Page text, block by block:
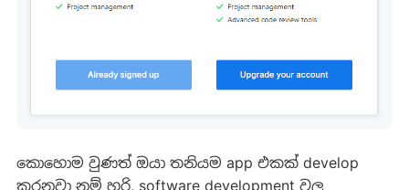
කොහොම වුණත් ඔයා තනියම app එකක් develop
කරනවා නම් හරි, software development වල